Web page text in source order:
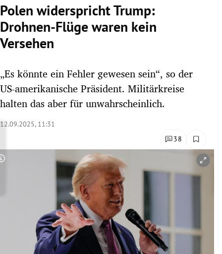
Untermenü
Untermenü
Untermenü
Untermenü
Untermenü
Untermenü
Polen widerspricht Trump:
Drohnen-Flüge waren kein
Versehen
„Es könnte ein Fehler gewesen sein“, so der
US-amerikanische Präsident. Militärkreise
halten das aber für unwahrscheinlich.
12.09.2025, 11:31
38
Copyright-Hinweis öffnen/schließen